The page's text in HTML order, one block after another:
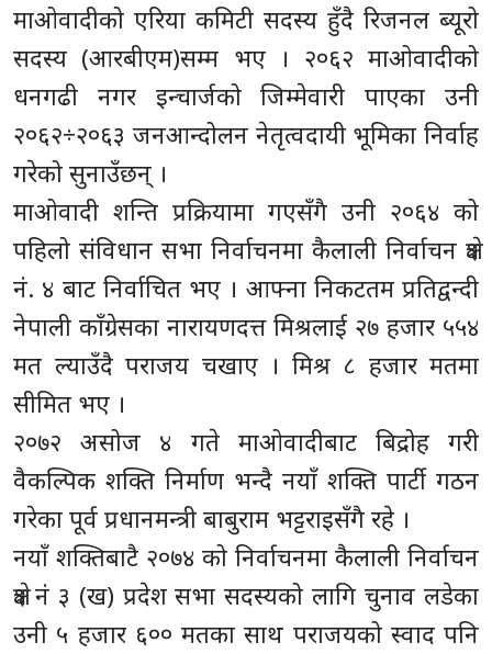
माओवादीको एरिया कमिटी सदस्य हुँदै रिजनल ब्यूरो
सदस्य (आरबीएम)सम्म भए । २०६२ माओवादीको
धनगढी नगर इन्चार्जको जिम्मेवारी पाएका उनी
२०६२÷२०६३ जनआन्दोलन नेतृत्वदायी भूमिका निर्वाह
गरेको सुनाउँछन् ।
माओवादी शन्ति प्रक्रियामा गएसँगै उनी २०६४ को
पहिलो संविधान सभा निर्वाचनमा कैलाली निर्वाचन क्षेत्र
नं. ४ बाट निर्वाचित भए । आफ्ना निकटतम प्रतिद्वन्दी
नेपाली काँग्रेसका नारायणदत्त मिश्रलाई २७ हजार ५५४
मत ल्याउँदै पराजय चखाए । मिश्र ८ हजार मतमा
सीमित भए ।
२०७२ असोज ४ गते माओवादीबाट बिद्रोह गरी
वैकल्पिक शक्ति निर्माण भन्दै नयाँ शक्ति पार्टी गठन
गरेका पूर्व प्रधानमन्त्री बाबुराम भट्टराइसँगै रहे ।
नयाँ शक्तिबाटै २०७४ को निर्वाचनमा कैलाली निर्वाचन
क्षेत्र नं ३ (ख) प्रदेश सभा सदस्यको लागि चुनाव लडेका
उनी ५ हजार ६०० मतका साथ पराजयको स्वाद पनि